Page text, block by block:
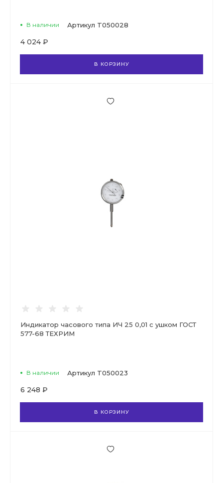
В наличии Артикул T050028
4 024 ₽
В КОРЗИНУ
Индикатор часового типа ИЧ 25 0,01 с ушком ГОСТ
577-68 ТЕХРИМ
В наличии Артикул T050023
6 248 ₽
В КОРЗИНУ